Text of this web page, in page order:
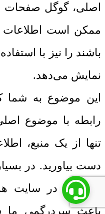
اصلی، گوگل صفحات
ممکن است اطلاعات
باشند را نیز با
نمایش می‌دهد.
این‌ موضوع به شما
رابطه با موضوع
تنها از یک منبع،
دست بیاورید. در
و نقیض در سایت
باعث سردرگمی ما